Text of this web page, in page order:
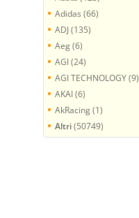
Adidas (66)
ADJ (135)
Aeg (6)
AGI (24)
AGI TECHNOLOGY (9)
AKAI (6)
AkRacing (1)
Altri(50749)